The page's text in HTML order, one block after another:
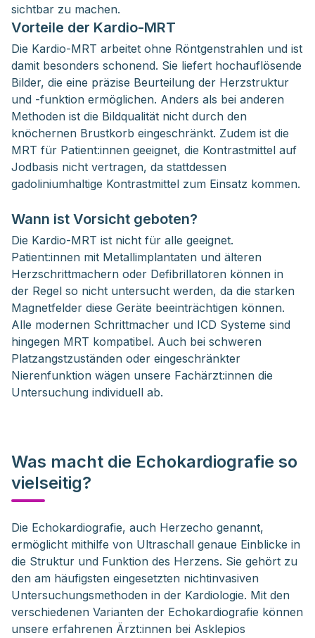
sichtbar zu machen.
Vorteile der Kardio-MRT
Die Kardio-MRT arbeitet ohne Röntgenstrahlen und ist
damit besonders schonend. Sie liefert hochauflösende
Bilder, die eine präzise Beurteilung der Herzstruktur
und -funktion ermöglichen. Anders als bei anderen
Methoden ist die Bildqualität nicht durch den
knöchernen Brustkorb eingeschränkt. Zudem ist die
MRT für Patient:innen geeignet, die Kontrastmittel auf
Jodbasis nicht vertragen, da stattdessen
gadoliniumhaltige Kontrastmittel zum Einsatz kommen.
Wann ist Vorsicht geboten?
Die Kardio-MRT ist nicht für alle geeignet.
Patient:innen mit Metallimplantaten und älteren
Herzschrittmachern oder Defibrillatoren können in
der Regel so nicht untersucht werden, da die starken
Magnetfelder diese Geräte beeinträchtigen können.
Alle modernen Schrittmacher und ICD Systeme sind
hingegen MRT kompatibel. Auch bei schweren
Platzangstzuständen oder eingeschränkter
Nierenfunktion wägen unsere Fachärzt:innen die
Untersuchung individuell ab.
Was macht die Echokardiografie so
vielseitig?
Die Echokardiografie, auch Herzecho genannt,
ermöglicht mithilfe von Ultraschall genaue Einblicke in
die Struktur und Funktion des Herzens. Sie gehört zu
den am häufigsten eingesetzten nichtinvasiven
Untersuchungsmethoden in der Kardiologie. Mit den
verschiedenen Varianten der Echokardiografie können
unsere erfahrenen Ärzt:innen bei Asklepios